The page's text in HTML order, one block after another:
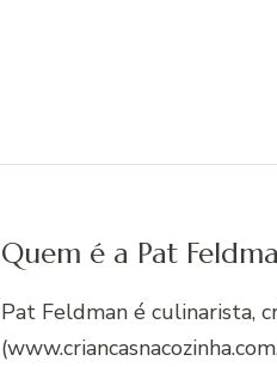
Quem é a Pat
Pat Feldman é culinarista,